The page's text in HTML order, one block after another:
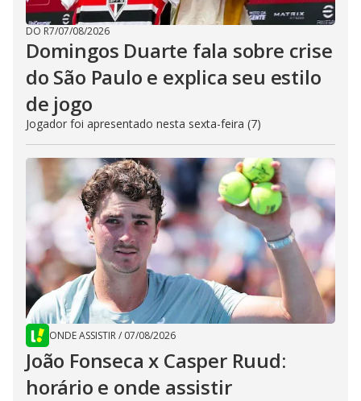
DO R7/07/08/2026
Domingos Duarte fala sobre crise
do São Paulo e explica seu estilo
de jogo
Jogador foi apresentado nesta sexta-feira (7)
ONDE ASSISTIR/ 07/08/2026
João Fonseca x Casper Ruud:
horário e onde assistir